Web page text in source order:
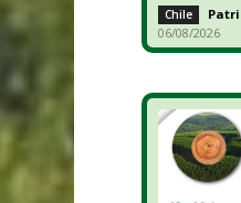
Chile
06/08/2026